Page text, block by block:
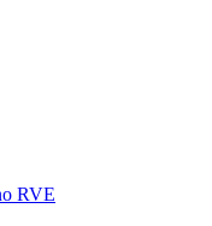
RVE